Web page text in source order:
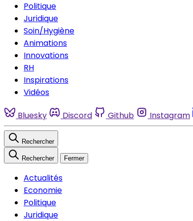
Politique
Juridique
Soin/Hygiène
Animations
Innovations
RH
Inspirations
Vidéos
Bluesky Discord Github Instagram
Rechercher
Rechercher Fermer
Actualités
Economie
Politique
Juridique